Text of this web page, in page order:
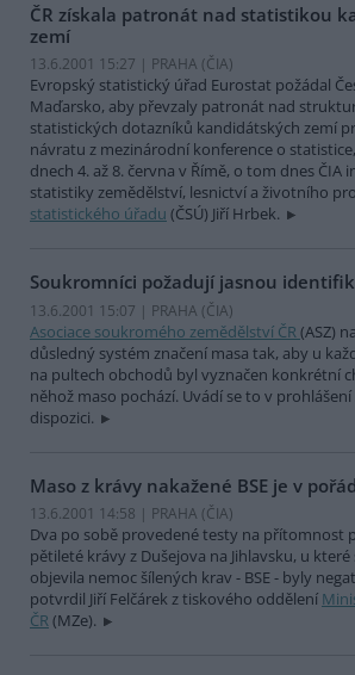
ČR získala patronát nad statistikou
zemí
13.6.2001 15:27 | PRAHA (ČIA)
Evropský statistický úřad Eurostat požádal
Maďarsko, aby převzaly patronát nad
statistických dotazníků kandidátských zemí
návratu z mezinárodní konference o
dnech 4. až 8. června v Římě, o tom dnes ČIA
statistiky zemědělství, lesnictví a životního
statistického úřadu (ČSÚ) Jiří Hrbek.
Soukromníci požadují jasnou
13.6.2001 15:07 | PRAHA (ČIA)
Asociace soukromého zemědělství ČR(ASZ)
důsledný systém značení masa tak, aby u
na pultech obchodů byl vyznačen konkrétní
něhož maso pochází. Uvádí se to v prohlášení
dispozici.
Maso z krávy nakažené BSE je v
13.6.2001 14:58 | PRAHA (ČIA)
Dva po sobě provedené testy na přítomnost
pětileté krávy z Dušejova na Jihlavsku, u které
objevila nemoc šílených krav - BSE - byly
potvrdil Jiří Felčárek z tiskového oddělení
ČR(MZe).